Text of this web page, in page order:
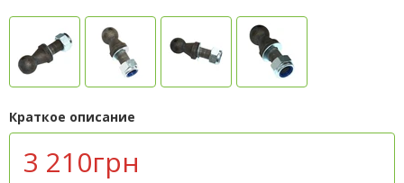
Краткое описание
3 210грн